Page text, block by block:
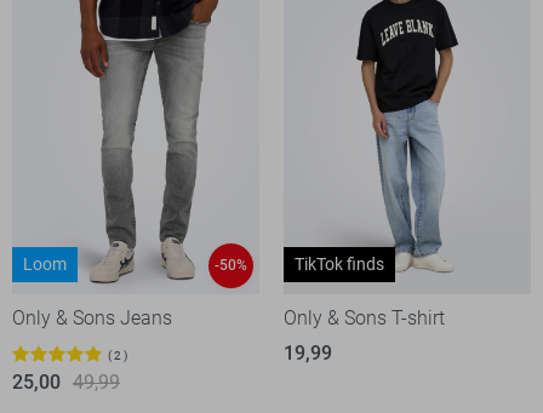
Loom -50%
Only & Sons Jeans
2
25,00 49,99
TikTok finds
Only & Sons T-shirt
19,99